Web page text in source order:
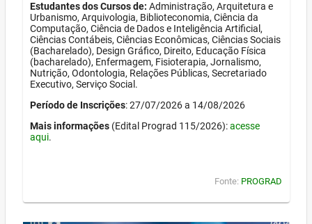
Estudantes dos Cursos de: Administração, Arquitetura e
Urbanismo, Arquivologia, Biblioteconomia, Ciência da
Computação, Ciência de Dados e Inteligência Artificial,
Ciências Contábeis, Ciências Econômicas, Ciências Sociais
(Bacharelado), Design Gráfico, Direito, Educação Física
(bacharelado), Enfermagem, Fisioterapia, Jornalismo,
Nutrição, Odontologia, Relações Públicas, Secretariado
Executivo, Serviço Social.
Período de Inscrições: 27/07/2026 a 14/08/2026
Mais informações (Edital Prograd 115/2026):acesse
aqui.
Fonte: PROGRAD